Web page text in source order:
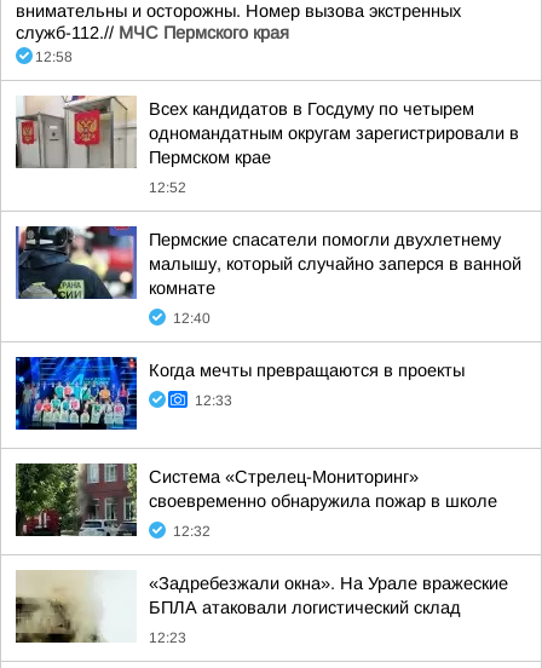
внимательны и осторожны. Номер вызова экстренных
служб-112.// МЧС Пермского края
12:58
Всех кандидатов в Госдуму по четырем
одномандатным округам зарегистрировали в
Пермском крае
12:52
Пермские спасатели помогли двухлетнему
малышу, который случайно заперся в ванной
комнате
12:40
Когда мечты превращаются в проекты
12:33
Система «Стрелец-Мониторинг»
своевременно обнаружила пожар в школе
12:32
«Задребезжали окна». На Урале вражеские
БПЛА атаковали логистический склад
12:23